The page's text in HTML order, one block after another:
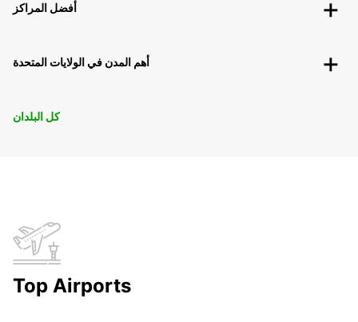
أفضل المراكز
أهم المدن في الولايات المتحدة
كل البلدان
Top Airports